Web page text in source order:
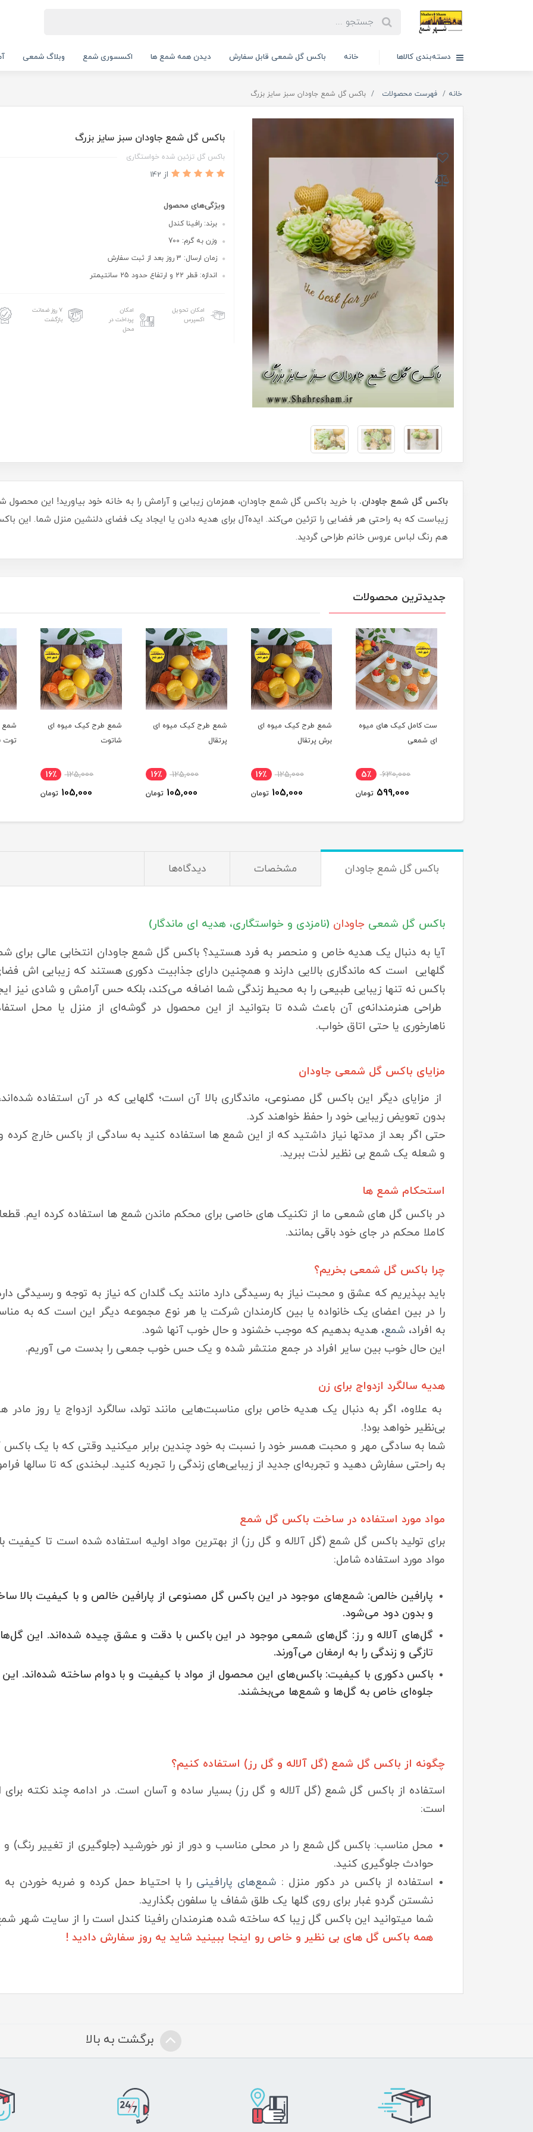
دسته‌بندی کالاها خانه باکس گل شمعی قابل سفارش دیدن همه شمع ها اکسسوری شمع وبلاگ شمعی
خانه فهرست محصولات باکس گل شمع جاودان سبز سایز بزرگ
باکس گل شمع جاودان سبز سایز بزرگ
باکس گل تزئین شده خواستگاری
از 142
ویژگی‌های محصول
برند: رافینا کندل
وزن به گرم: 700
زمان ارسال: 3 روز بعد از ثبت سفارش
اندازه: قطر 22 و ارتفاع حدود 25 سانتیمتر
امکان تحویل
اکسپرس
امکان
پرداخت در
محل
۷ روز ضمانت
بازگشت
باکس گل شمع جاودان. با خرید باکس گل شمع جاودان، همزمان زیبایی و آرامش را به خانه خود بیاورید! این محصول
زیباست که به راحتی هر فضایی را تزئین می‌کند. ایده‌آل برای هدیه دادن یا ایجاد یک فضای دلنشین منزل شما.
هم رنگ لباس عروس خانم طراحی گردید.
جدیدترین محصولات
ست کامل کیک های میوه
ای شمعی
630,000 5٪
599,000 تومان
شمع طرح کیک میوه ای
برش پرتقال
125,000 16٪
105,000 تومان
شمع طرح کیک میوه ای
پرتقال
125,000 16٪
105,000 تومان
شمع طرح کیک میوه ای
شاتوت
125,000 16٪
105,000 تومان
شمع
توت
باکس گل شمع جاودان مشخصات دیدگاه‌ها
باکس گل شمعی جاودان (نامزدی و خواستگاری، هدیه ای ماندگار)
آیا به دنبال یک هدیه خاص و منحصر به فرد هستید؟ باکس گل شمع جاودان انتخابی عالی برای
گلهایی است که ماندگاری بالایی دارند و همچنین دارای جذابیت دکوری هستند که زیبایی اش
باکس نه تنها زیبایی طبیعی را به محیط زندگی شما اضافه می‌کند، بلکه حس آرامش و شادی نیز
طراحی هنرمندانه‌ی آن باعث شده تا بتوانید از این محصول در گوشه‌ای از منزل یا محل
ناهارخوری یا حتی اتاق خواب.
مزایای باکس گل شمعی جاودان
از مزایای دیگر این باکس گل مصنوعی، ماندگاری بالا آن است؛ گلهایی که در آن استفاده
بدون تعویض زیبایی خود را حفظ خواهند کرد.
حتی اگر بعد از مدتها نیاز داشتید که از این شمع ها استفاده کنید به سادگی از باکس خارج
و شعله یک شمع بی نظیر لذت ببرید.
استحکام شمع ها
در باکس گل های شمعی ما از تکنیک های خاصی برای محکم ماندن شمع ها استفاده کرده ایم.
کاملا محکم در جای خود باقی بمانند.
چرا باکس گل شمعی بخریم؟
باید بپذیریم که عشق و محبت نیاز به رسیدگی دارد مانند یک گلدان که نیاز به توجه و رسیدگی
را در بین اعضای یک خانواده یا بین کارمندان شرکت یا هر نوع مجموعه دیگر این است که به
به افراد، شمع، هدیه بدهیم که موجب خشنود و حال خوب آنها شود.
این حال خوب بین سایر افراد در جمع منتشر شده و یک حس خوب جمعی را بدست می آوریم.
هدیه سالگرد ازدواج برای زن
به علاوه، اگر به دنبال یک هدیه خاص برای مناسبت‌هایی مانند تولد، سالگرد ازدواج یا روز
بی‌نظیر خواهد بود!.
شما به سادگی مهر و محبت همسر خود را نسبت به خود چندین برابر میکنید وقتی که با یک باکس
به راحتی سفارش دهید و تجربه‌ای جدید از زیبایی‌های زندگی را تجربه کنید. لبخندی که تا سالها
مواد مورد استفاده در ساخت باکس گل شمع
برای تولید باکس گل شمع (گل آلاله و گل رز) از بهترین مواد اولیه استفاده شده است تا کیفیت
مواد مورد استفاده شامل:
پارافین خالص: شمع‌های موجود در این باکس گل مصنوعی از پارافین خالص و با کیفیت بالا
و بدون دود می‌شود.
گل‌های آلاله و رز: گل‌های شمعی موجود در این باکس با دقت و عشق چیده شده‌اند. این گل‌ها
تازگی و زندگی را به ارمغان می‌آورند.
باکس دکوری با کیفیت: باکس‌های این محصول از مواد با کیفیت و با دوام ساخته شده‌اند.
جلوه‌ای خاص به گل‌ها و شمع‌ها می‌بخشند.
چگونه از باکس گل شمع (گل آلاله و گل رز) استفاده کنیم؟
استفاده از باکس گل شمع (گل آلاله و گل رز) بسیار ساده و آسان است. در ادامه چند نکته برای
است:
محل مناسب: باکس گل شمع را در محلی مناسب و دور از نور خورشید (جلوگیری از تغییر رنگ) و
حوادث جلوگیری کنید.
استفاده از باکس در دکور منزل : شمع‌های پارافینی را با احتیاط حمل کرده و ضربه خوردن به
نشستن گردو غبار برای روی گلها یک طلق شفاف یا سلفون بگذارید.
شما میتوانید این باکس گل زیبا که ساخته شده هنرمندان رافینا کندل است را از سایت شهر
همه باکس گل های بی نظیر و خاص رو اینجا ببینید شاید یه روز سفارش دادید !
برگشت به بالا